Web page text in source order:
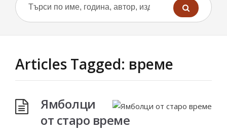
Articles Tagged: време
Ямболци
от старо време